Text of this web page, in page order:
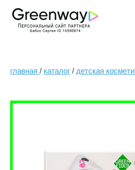
главная / каталог / детская